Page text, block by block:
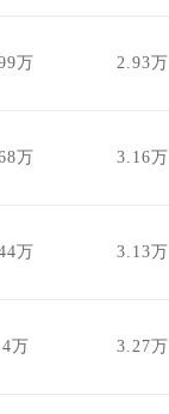
万 2.93万
万 3.16万
万 3.13万
万 3.27万